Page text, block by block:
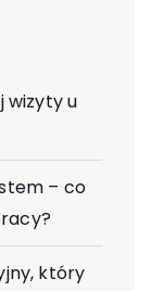
wizyty u
– co
który